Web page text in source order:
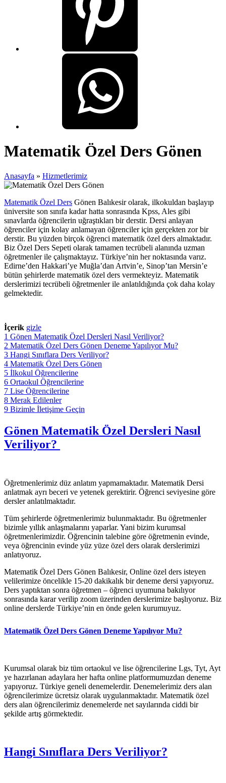
Matematik Özel Ders Gönen
Anasayfa » Hizmetlerimiz
Matematik Özel Ders Gönen Balıkesir olarak, ilkokuldan başlayıp
üniversite son sınıfa kadar hatta sonrasında Kpss, Ales gibi
sınavlarda öğrencilerin uğraştıkları bir derstir. Dersi anlayan
öğrenciler için kolay anlamayan öğrenciler için gerçekten zor bir
derstir. Bu yüzden birçok öğrenci matematik özel ders almaktadır.
Biz Özel Ders Sepeti olarak tamamen tecrübeli alanında uzman
öğretmenler ile çalışmaktayız. Türkiye’nin her noktasında varız.
Edirne’den Hakkari’ye Muğla’dan Artvin’e, Sinop’tan Mersin’e
bütün şehirlerde matematik özel ders vermekteyiz. Matematik
derslerimizi tecrübeli öğretmenler ile anlatıldığında çok daha kolay
gelmektedir.
İçerik gizle
1 Gönen Matematik Özel Dersleri Nasıl Veriliyor?
2 Matematik Özel Ders Gönen Deneme Yapılıyor Mu?
3 Hangi Sınıflara Ders Veriliyor?
4 Matematik Özel Ders Gönen
5 İlkokul Öğrencilerine
6 Ortaokul Öğrencilerine
7 Lise Öğrencilerine
8 Merak Edilenler
9 Bizimle İletişime Geçin
Gönen Matematik Özel Dersleri Nasıl
Veriliyor?
Öğretmenlerimiz düz anlatım yapmamaktadır. Matematik Dersi
anlatmak ayrı beceri ve yetenek gerektirir. Öğrenci seviyesine göre
dersler anlatılmaktadır.
Tüm şehirlerde öğretmenlerimiz bulunmaktadır. Bu öğretmenler
bizimle yıllık anlaşmalarını yaparlar. Yani bizim kurumsal
öğretmenlerimizdir. Öğrencinin talebine göre öğretmenin evinde,
veya öğrencinin evinde yüz yüze özel ders olarak derslerimizi
anlatıyoruz.
Matematik Özel Ders Gönen Balıkesir, Online özel ders isteyen
velilerimize öncelikle 15-20 dakikalık bir deneme dersi yapıyoruz.
Ders yaptıktan sonra öğretmen – öğrenci uyumuna bakılıyor
sonrasında karar verilip zoom üzerinden derslerimize başlıyoruz. Biz
online derslerde Türkiye’nin en önde gelen kurumuyuz.
Matematik Özel Ders Gönen Deneme Yapılıyor Mu?
Kurumsal olarak biz tüm ortaokul ve lise öğrencilerine Lgs, Tyt, Ayt
ye hazırlanan adaylara her hafta online platformumuzdan deneme
yapıyoruz. Türkiye geneli denemelerdir. Denemelerimiz ders alan
öğrencilerimize ücretsiz olarak uygulanmaktadır. Matematik özel
ders alan öğrencilerimiz denemelerde net sayılarında ciddi bir
şekilde artış görmektedir.
Hangi Sınıflara Ders Veriliyor?